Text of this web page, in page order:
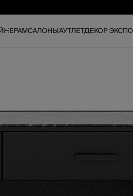
САЛОНЫАУТЛЕТДЕКОР ЭКСПО